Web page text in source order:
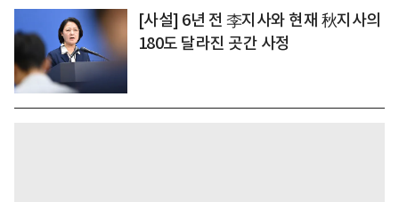
[사설] 6년 전 李지사와 현재 秋지사의
180도 달라진 곳간 사정